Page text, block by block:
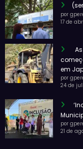
por
17 de
em
por
24 de
por
21 de